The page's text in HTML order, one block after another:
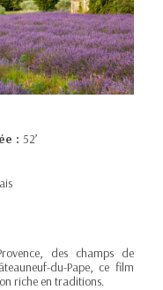
: 52’
des champs de
du-Pape, ce film
riche en traditions.